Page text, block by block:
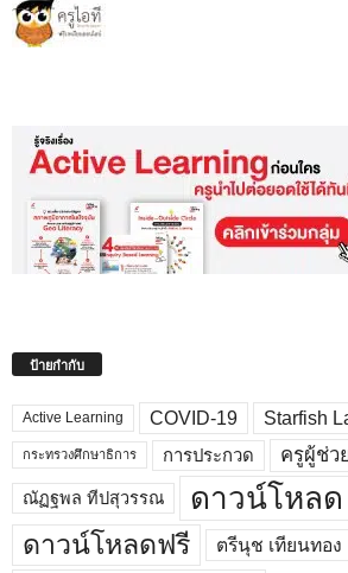
ป้ายกำกับ
Active Learning COVID-19 Starfish
กระทรวงศึกษาธิการ การประกวด ครูผู้ช่ว
ณัฏฐพล ทีปสุวรรณ ดาวน์โหลด
ดาวน์โหลดฟรี ตรีนุช เทียนทอง